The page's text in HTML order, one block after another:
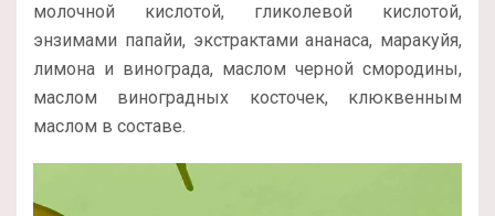
молочной кислотой, гликолевой кислотой,
энзимами папайи, экстрактами ананаса, маракуйя,
лимона и винограда, маслом черной смородины,
маслом виноградных косточек, клюквенным
маслом в составе.